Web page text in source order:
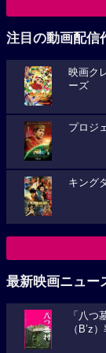
注目の動画配信
映画ク
ーズ
プロジ
キング
最新映画ニュー
「八つ
（B’z